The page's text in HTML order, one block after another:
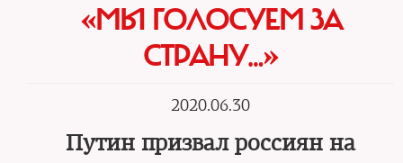
«МЫ ГОЛОСУЕМ ЗА
СТРАНУ…»
2020.06.30
Путин призвал россиян на